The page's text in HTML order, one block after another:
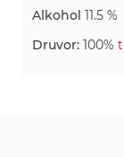
Alkohol 11.5 %
Druvor: 100%